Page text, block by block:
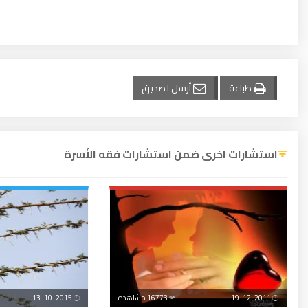
طباعة أرسل لصديق
استشارات اخرى ضمن استشارات فقه الأسرة
19-12-2011 16773 مشاهدة 13-10-2015